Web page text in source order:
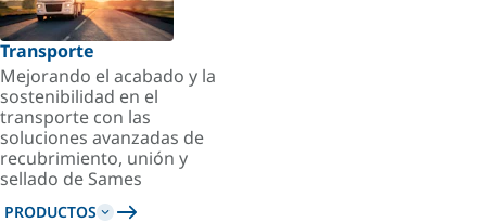
Transporte
Mejorando el acabado y la
sostenibilidad en el
transporte con las
soluciones avanzadas de
recubrimiento, unión y
sellado de Sames
PRODUCTOS